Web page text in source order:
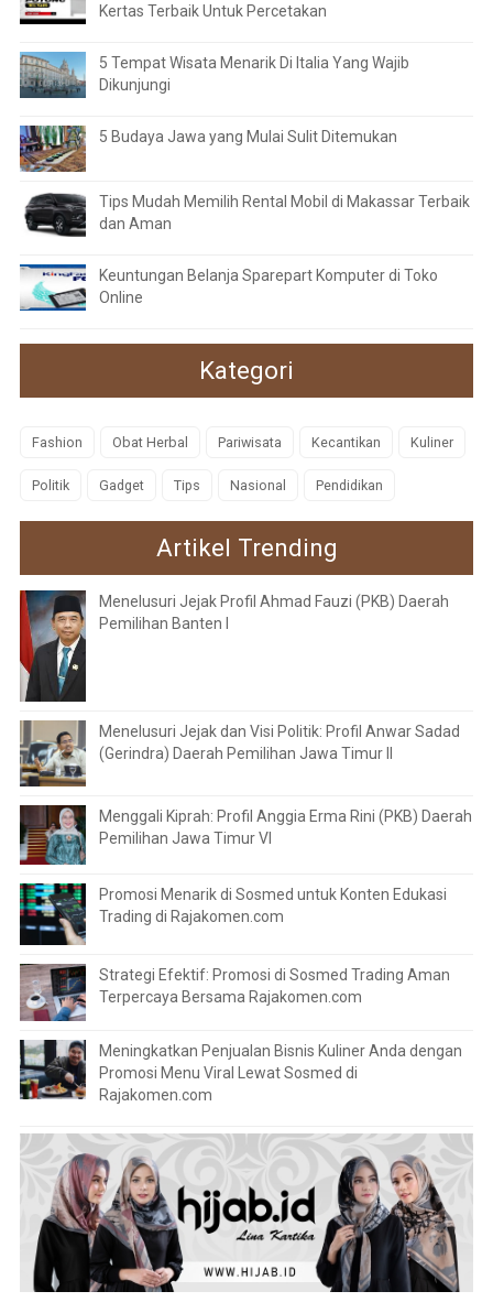
Kertas Terbaik Untuk Percetakan
5 Tempat Wisata Menarik Di Italia Yang Wajib
Dikunjungi
5 Budaya Jawa yang Mulai Sulit Ditemukan
Tips Mudah Memilih Rental Mobil di Makassar Terbaik
dan Aman
Keuntungan Belanja Sparepart Komputer di Toko
Online
Kategori
Fashion Obat Herbal Pariwisata Kecantikan Kuliner
Politik Gadget Tips Nasional Pendidikan
Artikel Trending
Menelusuri Jejak Profil Ahmad Fauzi (PKB) Daerah
Pemilihan Banten I
Menelusuri Jejak dan Visi Politik: Profil Anwar Sadad
(Gerindra) Daerah Pemilihan Jawa Timur II
Menggali Kiprah: Profil Anggia Erma Rini (PKB) Daerah
Pemilihan Jawa Timur VI
Promosi Menarik di Sosmed untuk Konten Edukasi
Trading di Rajakomen.com
Strategi Efektif: Promosi di Sosmed Trading Aman
Terpercaya Bersama Rajakomen.com
Meningkatkan Penjualan Bisnis Kuliner Anda dengan
Promosi Menu Viral Lewat Sosmed di
Rajakomen.com